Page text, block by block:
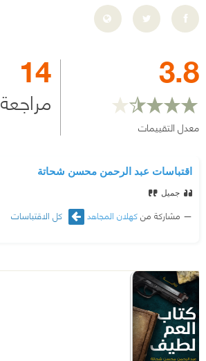
3.8
معدل التقييمات
14
مراجعة
اقتباسات عبد الرحمن محسن شحاتة
جميل
مشاركة منكهلان المجاهد كل الاقتباسات